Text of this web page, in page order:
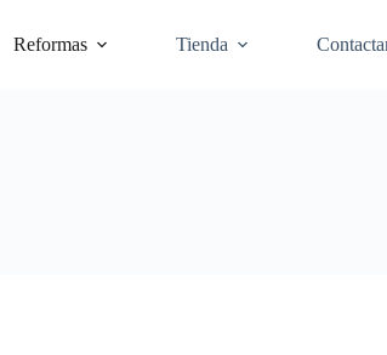
Reformas Tienda